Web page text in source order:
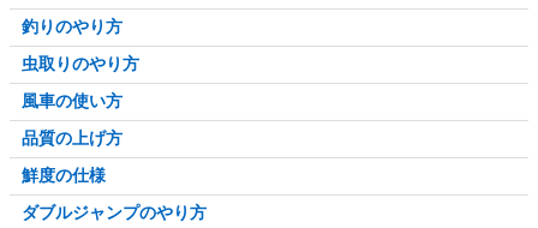
釣りのやり方
虫取りのやり方
風車の使い方
品質の上げ方
鮮度の仕様
ダブルジャンプのやり方